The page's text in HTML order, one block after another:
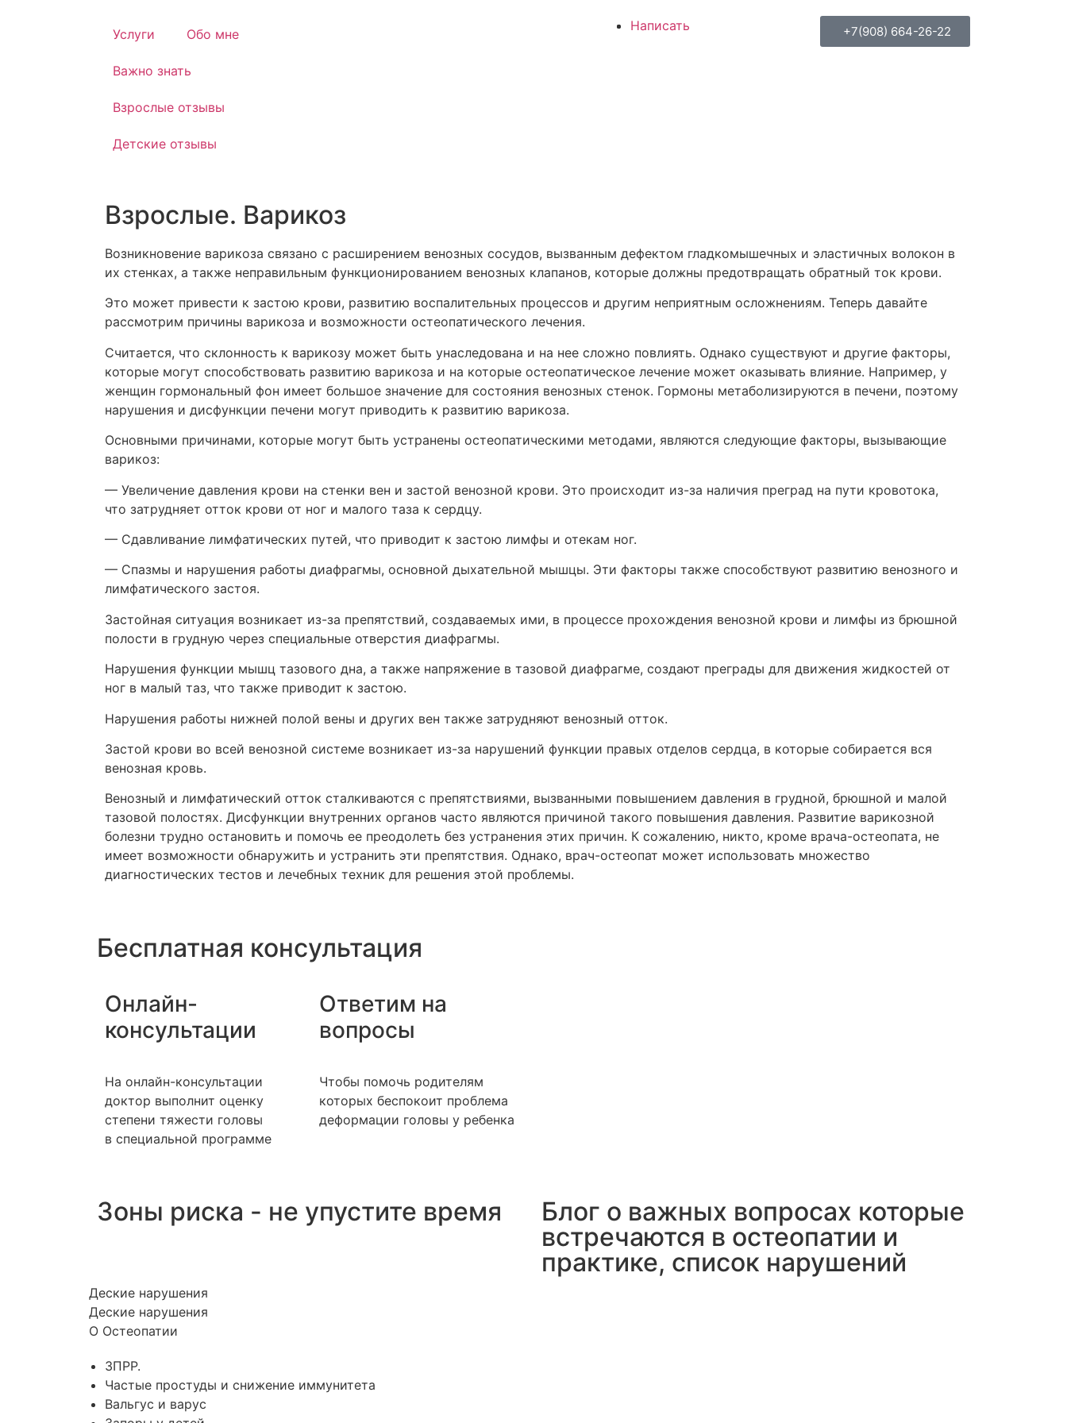
Услуги Обо мне
Важно знать
Взрослые отзывы
Детские отзывы
Написать +7(908) 664-26-22
Взрослые. Варикоз
Возникновение варикоза связано с расширением венозных сосудов, вызванным дефектом гладкомышечных и эластичных волокон в
их стенках, а также неправильным функционированием венозных клапанов, которые должны предотвращать обратный ток крови.
Это может привести к застою крови, развитию воспалительных процессов и другим неприятным осложнениям. Теперь давайте
рассмотрим причины варикоза и возможности остеопатического лечения.
Считается, что склонность к варикозу может быть унаследована и на нее сложно повлиять. Однако существуют и другие факторы,
которые могут способствовать развитию варикоза и на которые остеопатическое лечение может оказывать влияние. Например, у
женщин гормональный фон имеет большое значение для состояния венозных стенок. Гормоны метаболизируются в печени, поэтому
нарушения и дисфункции печени могут приводить к развитию варикоза.
Основными причинами, которые могут быть устранены остеопатическими методами, являются следующие факторы, вызывающие
варикоз:
— Увеличение давления крови на стенки вен и застой венозной крови. Это происходит из-за наличия преград на пути кровотока,
что затрудняет отток крови от ног и малого таза к сердцу.
— Сдавливание лимфатических путей, что приводит к застою лимфы и отекам ног.
— Спазмы и нарушения работы диафрагмы, основной дыхательной мышцы. Эти факторы также способствуют развитию венозного и
лимфатического застоя.
Застойная ситуация возникает из-за препятствий, создаваемых ими, в процессе прохождения венозной крови и лимфы из брюшной
полости в грудную через специальные отверстия диафрагмы.
Нарушения функции мышц тазового дна, а также напряжение в тазовой диафрагме, создают преграды для движения жидкостей от
ног в малый таз, что также приводит к застою.
Нарушения работы нижней полой вены и других вен также затрудняют венозный отток.
Застой крови во всей венозной системе возникает из-за нарушений функции правых отделов сердца, в которые собирается вся
венозная кровь.
Венозный и лимфатический отток сталкиваются с препятствиями, вызванными повышением давления в грудной, брюшной и малой
тазовой полостях. Дисфункции внутренних органов часто являются причиной такого повышения давления. Развитие варикозной
болезни трудно остановить и помочь ее преодолеть без устранения этих причин. К сожалению, никто, кроме врача-остеопата, не
имеет возможности обнаружить и устранить эти препятствия. Однако, врач-остеопат может использовать множество
диагностических тестов и лечебных техник для решения этой проблемы.
Бесплатная консультация
Онлайн-
консультации
На онлайн-консультации
доктор выполнит оценку
степени тяжести головы
в специальной программе
Ответим на
вопросы
Чтобы помочь родителям
которых беспокоит проблема
деформации головы у ребенка
Зоны риска - не упустите время
Блог о важных вопросах которые
встречаются в остеопатии и
практике, список нарушений
Деские нарушения
Деские нарушения
О Остеопатии
ЗПРР.
Частые простуды и снижение иммунитета
Вальгус и варус